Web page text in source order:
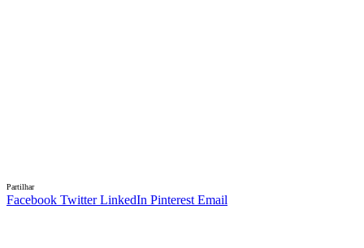
Partilhar
Facebook Twitter LinkedIn Pinterest Email